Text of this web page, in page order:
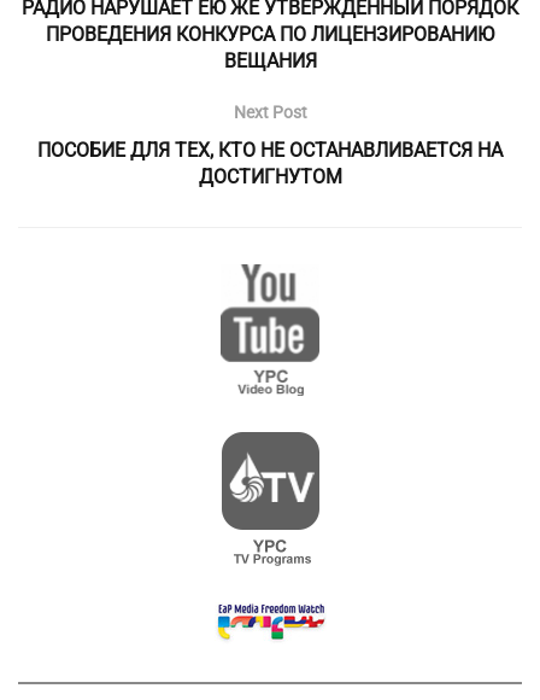
РАДИО НАРУШАЕТ ЕЮ ЖЕ УТВЕРЖДЕННЫЙ ПОРЯДОК
ПРОВЕДЕНИЯ КОНКУРСА ПО ЛИЦЕНЗИРОВАНИЮ
ВЕЩАНИЯ
Next Post
ПОСОБИЕ ДЛЯ ТЕХ, КТО НЕ ОСТАНАВЛИВАЕТСЯ НА
ДОСТИГНУТОМ